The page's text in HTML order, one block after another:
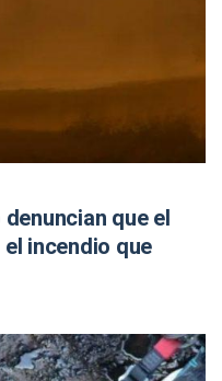
que el
incendio que